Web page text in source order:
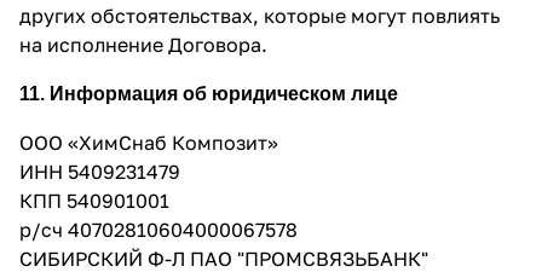
других обстоятельствах, которые могут повлиять
на исполнение Договора.
11. Информация об юридическом лице
ООО «ХимСнаб Композит»
ИНН 5409231479
КПП 540901001
р/сч 40702810604000067578
СИБИРСКИЙ Ф-Л ПАО "ПРОМСВЯЗЬБАНК"